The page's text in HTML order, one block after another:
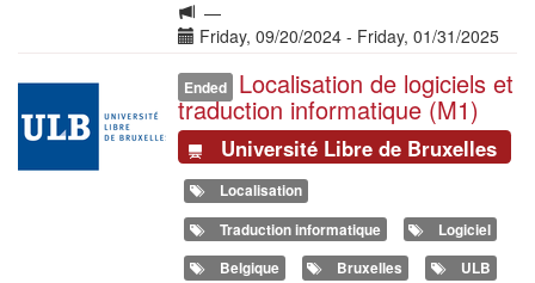
Langue
de
formation
—
Date(s)
Friday, 09/20/2024 - Friday, 01/31/2025
Illustration
Ended Localisation de logiciels et
traduction informatique (M1)
Université Libre de Bruxelles
Localisation
Traduction informatique
Logiciel
Belgique
Bruxelles
ULB